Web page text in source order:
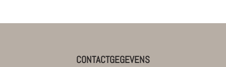
CONTACTGEGEVENS